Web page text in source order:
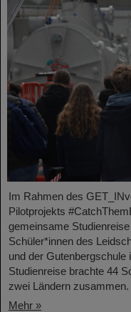
Im Rahmen des
Pilotprojekts
gemeinsame
Schüler*innen des
und der Gutenbergschule
Studienreise brachte 44
zwei Ländern zusammen.
Mehr »